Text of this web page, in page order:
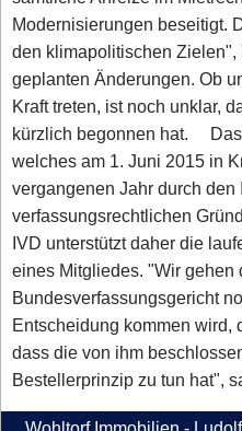
Modernisierungen beseitigt.
den klimapolitischen
geplanten Änderungen. Ob
Kraft treten, ist noch unklar,
kürzlich begonnen hat.
welches am 1. Juni 2015 in
vergangenen Jahr durch
verfassungsrechtlichen
IVD unterstützt daher die
eines Mitgliedes. "Wir gehen
Bundesverfassungsgericht
Entscheidung kommen wird,
dass die von ihm
Bestellerprinzip zu tun hat",